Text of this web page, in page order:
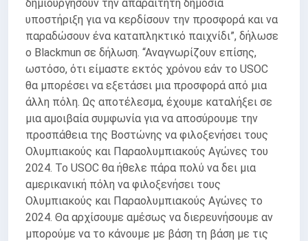
δημιουργήσουν την απαραίτητη δημόσια
υποστήριξη για να κερδίσουν την προσφορά και να
παραδώσουν ένα καταπληκτικό παιχνίδι”, δήλωσε
ο Blackmun σε δήλωση. “Αναγνωρίζουν επίσης,
ωστόσο, ότι είμαστε εκτός χρόνου εάν το USOC
θα μπορέσει να εξετάσει μια προσφορά από μια
άλλη πόλη. Ως αποτέλεσμα, έχουμε καταλήξει σε
μια αμοιβαία συμφωνία για να αποσύρουμε την
προσπάθεια της Βοστώνης να φιλοξενήσει τους
Ολυμπιακούς και Παραολυμπιακούς Αγώνες του
2024. Το USOC θα ήθελε πάρα πολύ να δει μια
αμερικανική πόλη να φιλοξενήσει τους
Ολυμπιακούς και Παραολυμπιακούς Αγώνες το
2024. Θα αρχίσουμε αμέσως να διερευνήσουμε αν
μπορούμε να το κάνουμε με βάση τη βάση με τις